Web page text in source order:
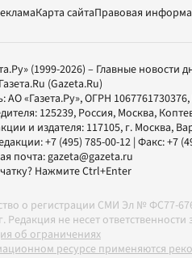
Карта сайтаПравовая
(1999-2026) – Главные новости
Газета.Ru (Gazeta.Ru)
АО «Газета.Ру», ОГРН
125239, Россия, Москва,
и издателя: 117105, г. Москва,
+7 (495) 785-00-12 | Факс:+7
почта:gazeta@gazeta.ru
Нажмите Ctrl+Enter
о регистрации СМИ Эл № ФС77-
Редакция не несет
об ограничениях
ресурсе применяются